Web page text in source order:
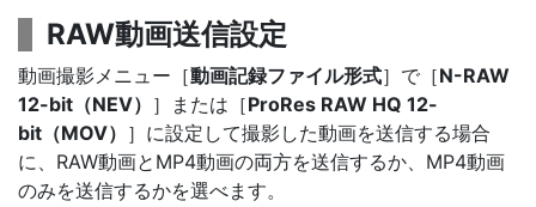
RAW動画送信設定
動画撮影メニュー［動画記録ファイル形式］で［N-RAW
12-bit（NEV） ］または［ProRes RAW HQ 12-
bit（MOV） ］に設定して撮影した動画を送信する場合
に、RAW動画とMP4動画の両方を送信するか、MP4動画
のみを送信するかを選べます。